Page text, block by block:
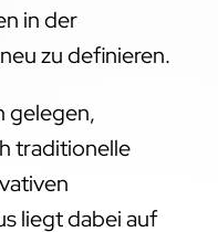
in der
zu definieren.
gelegen,
traditionelle
liegt dabei auf